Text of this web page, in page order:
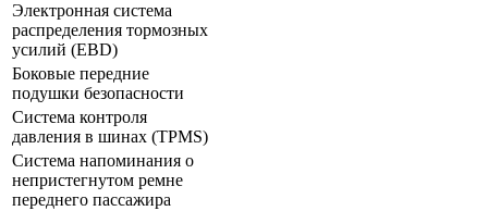
Электронная система
распределения тормозных
усилий (EBD)
Боковые передние
подушки безопасности
Система контроля
давления в шинах (TPMS)
Система напоминания о
непристегнутом ремне
переднего пассажира